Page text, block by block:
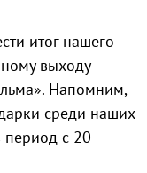
итог нашего
выходу
Напомним,
среди наших
период с 20